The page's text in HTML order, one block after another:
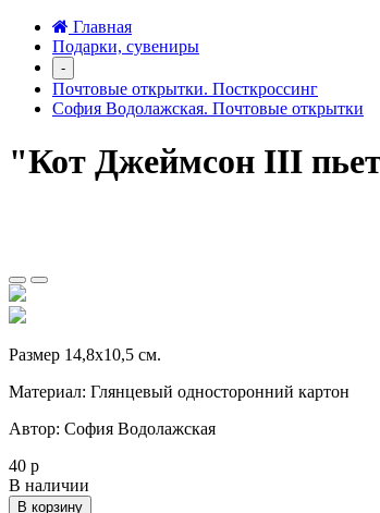
Главная
Подарки, сувениры
-
Почтовые открытки. Посткроссинг
София Водолажская. Почтовые открытки
"Кот Джеймсон III
Размер 14,8х10,5 см.
Материал: Глянцевый односторонний картон
Автор: София Водолажская
40 р
В наличии
В корзину